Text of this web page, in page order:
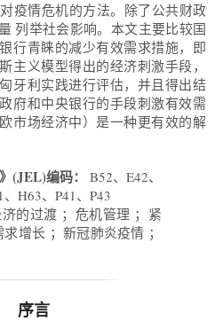
疫情危机的方法。除了公共财政
列举社会影响。本文主要比较国
行青睐的减少有效需求措施，即
主义模型得出的经济刺激手段，
牙利实践进行评估，并且得出结
府和中央银行的手段刺激有效需
市场经济中）是一种更有效的解
(JEL)编码：
B52、E42、
H63、P41、P43
的过渡 ；危机管理 ；紧
增长 ；新冠肺炎疫情 ；
序言